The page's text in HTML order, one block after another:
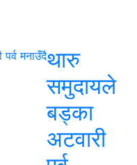
थारु
समुदायले
बड्का
अटवारी